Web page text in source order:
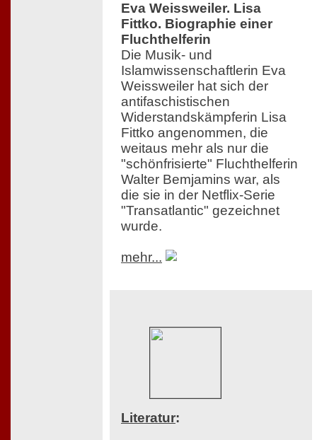
Eva Weissweiler. Lisa
Fittko. Biographie einer
Fluchthelferin
Die Musik- und
Islamwissenschaftlerin Eva
Weissweiler hat sich der
antifaschistischen
Widerstandskämpferin Lisa
Fittko angenommen, die
weitaus mehr als nur die
"schönfrisierte" Fluchthelferin
Walter Bemjamins war, als
die sie in der Netflix-Serie
"Transatlantic" gezeichnet
wurde.
mehr...
Literatur: